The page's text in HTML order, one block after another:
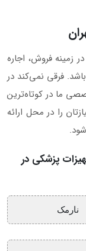
زمینه فروش، اجاره
فرقی نمی‌کند در
ما در کوتاه‌ترین
را در محل ارائه
پزشکی در
نارمک